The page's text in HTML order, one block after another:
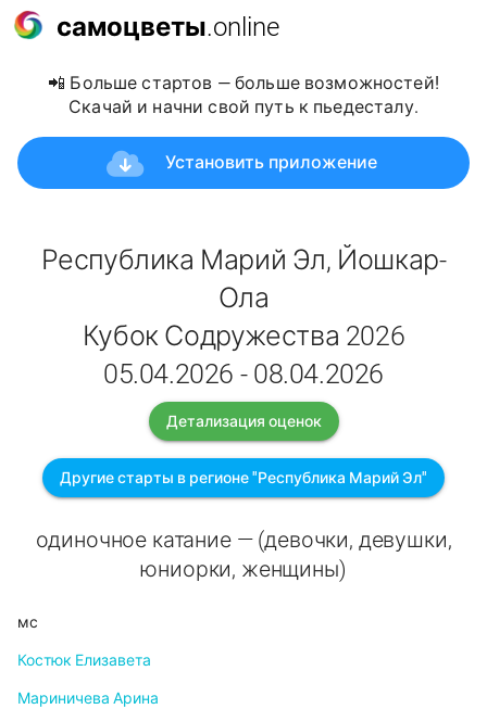
самоцветы.online
📲 Больше стартов — больше возможностей!
Скачай и начни свой путь к пьедесталу.
Установить приложение
Республика Марий Эл, Йошкар-
Ола
Кубок Содружества 2026
05.04.2026 - 08.04.2026
Детализация оценок
Другие старты в регионе "Республика Марий Эл"
одиночное катание — (девочки, девушки,
юниорки, женщины)
мс
Костюк Елизавета
Мариничева Арина